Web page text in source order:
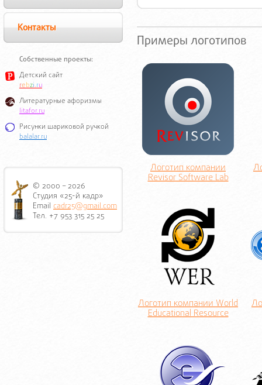
Контакты
Собственные проекты:
Детский сайт
rebzi.ru
Литературные афоризмы
litafor.ru
Рисунки шариковой ручкой
balalar.ru
© 2000 – 2026
Студия «25-й кадр»
Email cadr25@gmail.com
Тел. +7 953 315 25 25
Примеры логотипов
Логотип компании
Revisor Software Lab
Логотип компании World
Educational Resource